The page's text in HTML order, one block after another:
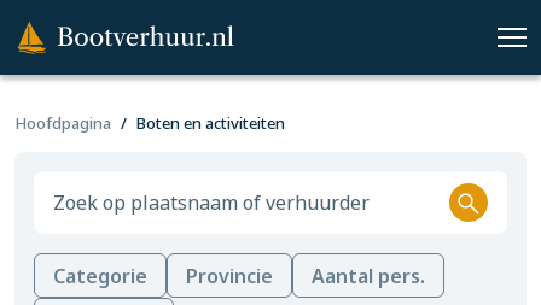
Hoofdpagina Boten en activiteiten
Categorie Provincie
Aantal pers.